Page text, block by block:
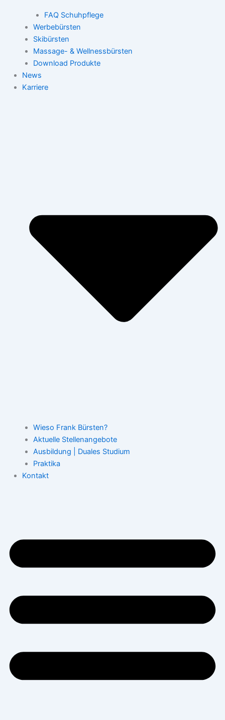
FAQ Schuhpflege
Werbebürsten
Skibürsten
Massage- & Wellnessbürsten
Download Produkte
News
Karriere
Wieso Frank Bürsten?
Aktuelle Stellenangebote
Ausbildung | Duales Studium
Praktika
Kontakt